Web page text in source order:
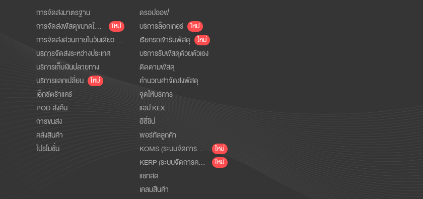
การจัดส่งมาตรฐาน
การจัดส่งพัสดุขนาดใหญ่
ใหม่
การจัดส่งด่วนภายในวันเดียว (SAMEDAY)
บริการจัดส่งระหว่างประเทศ
บริการเก็บเงินปลายทาง
บริการแลกเปลี่ยน
ใหม่
เอ็กซ์ตร้าแคร์
POD ส่งคืน
การขนส่ง
คลังสินค้า
โปรโมชั่น
ดรอปออฟ
บริการล็อกเกอร์
ใหม่
เรียกรถเข้ารับพัสดุ ใหม่
บริการรับพัสดุด้วยตัวเอง
ติดตามพัสดุ
คำนวณค่าจัดส่งพัสดุ
จุดให้บริการ
แอป KEX
อีซี่ชิป
พอร์ทัลลูกค้า
KOMS (ระบบจัดการคำสั่งซื้อและการจัดส่งสำหรับอีคอมเมิร์ซ)
ใหม่
KERP (ระบบจัดการคลังสินค้า) ใหม่
แชทสด
เคลมสินค้า